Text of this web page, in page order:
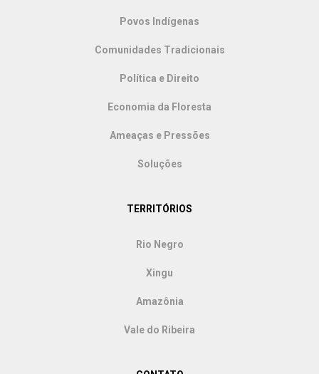
Povos Indígenas
Comunidades Tradicionais
Política e Direito
Economia da Floresta
Ameaças e Pressões
Soluções
TERRITÓRIOS
Rio Negro
Xingu
Amazônia
Vale do Ribeira